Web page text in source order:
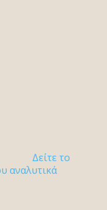
Δείτε το
αναλυτικά